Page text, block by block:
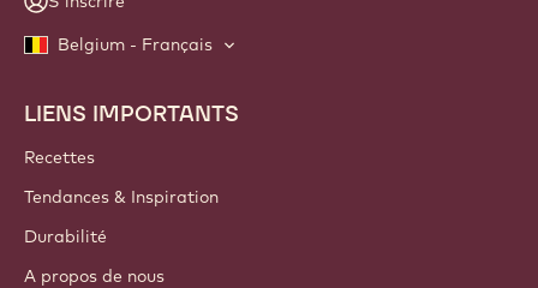
Belgium - Français
Footer
Callebaut
LIENS IMPORTANTS
Recettes
Tendances & Inspiration
Durabilité
A propos de nous